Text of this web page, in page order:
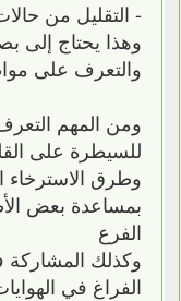
- التقليل من
وهذا يحتاج إلى
والتعرف على
ومن المهم
للسيطرة على
وطرق الاسترخاء
بمساعدة بعض
الفرع
وكذلك المشاركة
الفراغ في